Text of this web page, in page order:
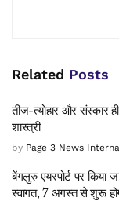
Related Posts
तीज-त्योहार और संस्कार
शास्त्री
by Page 3 News
बेंगलुरु एयरपोर्ट पर किया
स्वागत, 7 अगस्त से शुरू